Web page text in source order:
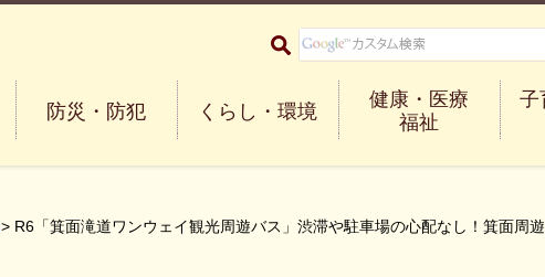
大阪府箕面市 Minoh City
防災・防犯 くらし・環境
健康・医療
福祉
子
> R6「箕面滝道ワンウェイ観光周遊バス」渋滞や駐車場の心配なし！箕面周